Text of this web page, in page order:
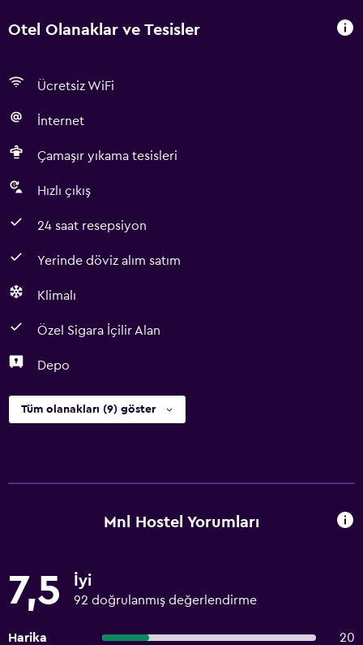
Otel Olanaklar ve Tesisler
Ücretsiz WiFi
İnternet
Çamaşır yıkama tesisleri
Hızlı çıkış
24 saat resepsiyon
Yerinde döviz alım satım
Klimalı
Özel Sigara İçilir Alan
Depo
Tüm olanakları (9) göster
Mnl Hostel Yorumları
7,5 İyi
92 doğrulanmış değerlendirme
Harika
20